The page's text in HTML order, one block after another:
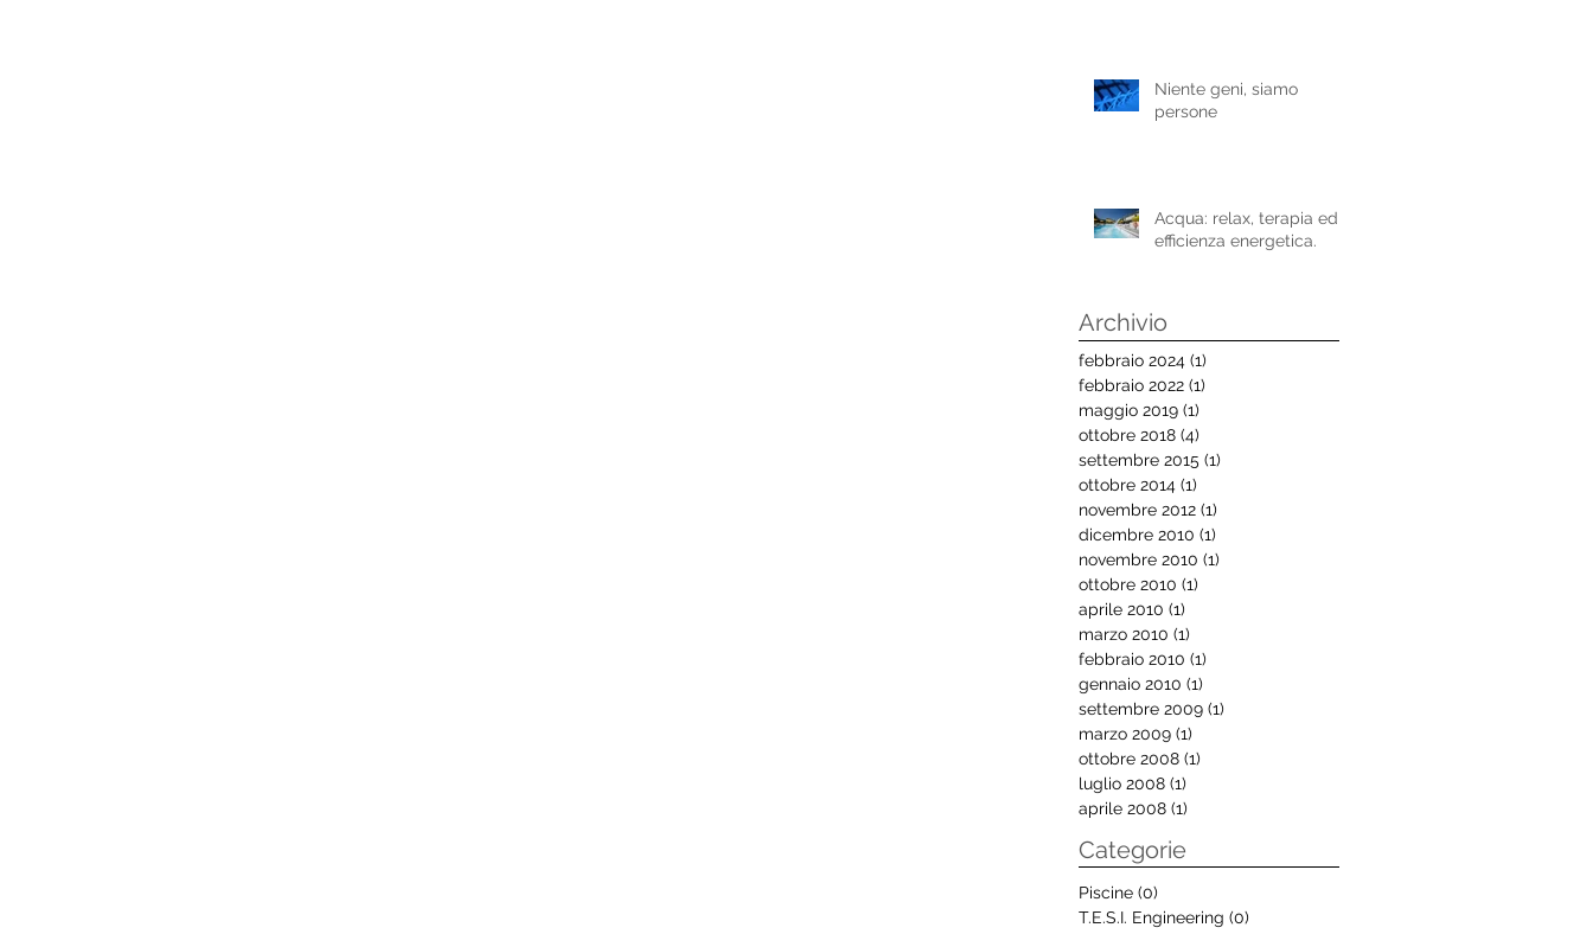
Niente geni, siamo
persone
Acqua: relax, terapia ed
efficienza energetica.
Archivio
febbraio 2024 (1)
febbraio 2022 (1)
maggio 2019 (1)
ottobre 2018 (4)
settembre 2015 (1)
ottobre 2014 (1)
novembre 2012 (1)
dicembre 2010 (1)
novembre 2010 (1)
ottobre 2010 (1)
aprile 2010 (1)
marzo 2010 (1)
febbraio 2010 (1)
gennaio 2010 (1)
settembre 2009 (1)
marzo 2009 (1)
ottobre 2008 (1)
luglio 2008 (1)
aprile 2008 (1)
Categorie
Piscine (0)
T.E.S.I. Engineering (0)